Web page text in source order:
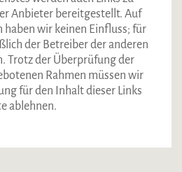
Anbieter bereitgestellt. Auf
haben wir keinen Einfluss; für
der Betreiber der anderen
Trotz der Überprüfung der
Rahmen müssen wir
für den Inhalt dieser Links
ablehnen.